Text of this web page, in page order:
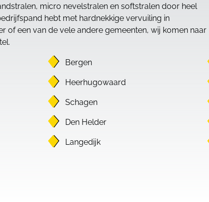
micro nevelstralen en softstralen door heel
hebt met hardnekkige vervuiling in
of een van de vele andere gemeenten, wij komen naar
Bergen
Heerhugowaard
Schagen
Den Helder
Langedijk